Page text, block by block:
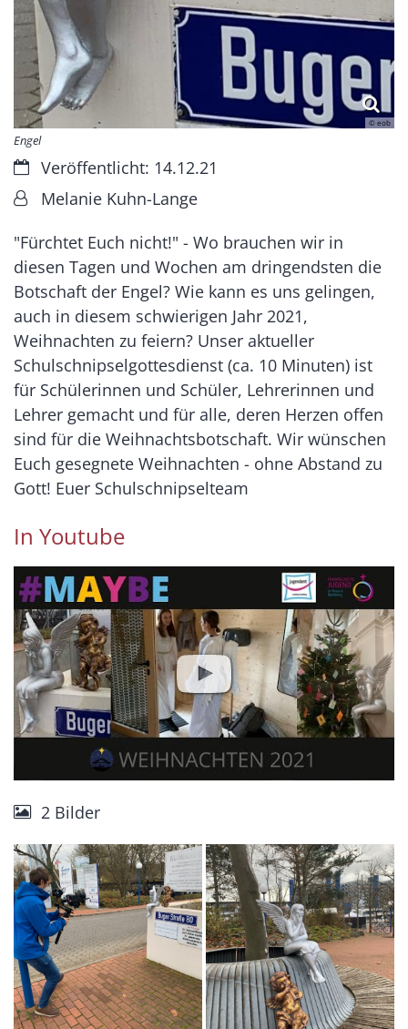
© eob
Engel
Datum:Veröffentlicht: 14.12.21
Von:Melanie Kuhn-Lange
"Fürchtet Euch nicht!" - Wo brauchen wir in
diesen Tagen und Wochen am dringendsten die
Botschaft der Engel? Wie kann es uns gelingen,
auch in diesem schwierigen Jahr 2021,
Weihnachten zu feiern? Unser aktueller
Schulschnipselgottesdienst (ca. 10 Minuten) ist
für Schülerinnen und Schüler, Lehrerinnen und
Lehrer gemacht und für alle, deren Herzen offen
sind für die Weihnachtsbotschaft. Wir wünschen
Euch gesegnete Weihnachten - ohne Abstand zu
Gott! Euer Schulschnipselteam
In Youtube
2 Bilder